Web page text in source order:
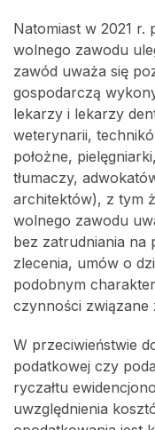
Natomiast w 2021 r.
wolnego zawodu
zawód uważa się
gospodarczą
lekarzy i lekarzy
weterynarii,
położne,
tłumaczy,
architektów), z tym
wolnego zawodu
bez zatrudniania na
zlecenia, umów o
podobnym
czynności związane
W przeciwieństwie
podatkowej czy
ryczałtu
uwzględnienia